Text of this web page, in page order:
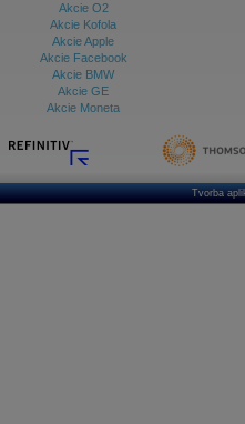
Akcie O2
Akcie Kofola
Akcie Apple
Akcie Facebook
Akcie BMW
Akcie GE
Akcie Moneta
Tvorba